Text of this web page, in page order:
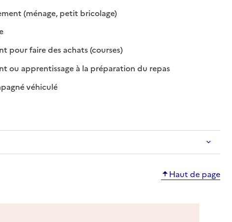
(ménage, petit bricolage): disponible
: non disponible
disponible
pour faire des achats (courses): disponible
: non disponible
ou apprentissage à la préparation du repas: disponible
: non disponible
véhiculé: disponible
: non disponible
Haut de page